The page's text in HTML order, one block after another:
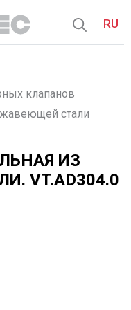
RU
клапанов
стали
ИЗ
VT.AD304.0